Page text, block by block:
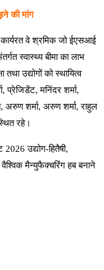
की मांग
वे श्रमिक जो ईएसआई
स्वास्थ्य बीमा का लाभ
उद्योगों को स्थायित्व
मनिंदर शर्मा,
अरुण शर्मा, अरुण शर्मा, राहुल
रहे।
उद्योग-हितैषी,
मैन्युफैक्चरिंग हब बनाने